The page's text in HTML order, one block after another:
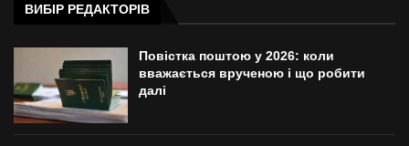
ВИБІР РЕДАКТОРІВ
Повістка поштою у 2026: коли
вважається врученою і що робити
далі